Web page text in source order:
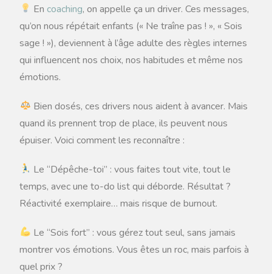
En coaching, on appelle ça un driver. Ces messages,
qu’on nous répétait enfants (« Ne traîne pas ! », « Sois
sage ! »), deviennent à l’âge adulte des règles internes
qui influencent nos choix, nos habitudes et même nos
émotions.
Bien dosés, ces drivers nous aident à avancer. Mais
quand ils prennent trop de place, ils peuvent nous
épuiser. Voici comment les reconnaître :
Le “Dépêche-toi” : vous faites tout vite, tout le
temps, avec une to-do list qui déborde. Résultat ?
Réactivité exemplaire… mais risque de burnout.
Le “Sois fort” : vous gérez tout seul, sans jamais
montrer vos émotions. Vous êtes un roc, mais parfois à
quel prix ?